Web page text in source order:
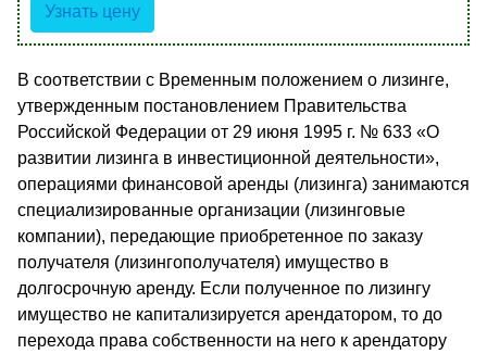
Узнать цену
В соответствии с Временным положением о лизинге,
утвержденным постановлением Правительства
Российской Федерации от 29 июня 1995 г. № 633 «О
развитии лизинга в инвестиционной деятельности»,
операциями финансовой аренды (лизинга) занимаются
специализированные организации (лизинговые
компании), передающие приобретенное по заказу
получателя (лизингополучателя) имущество в
долгосрочную аренду. Если полученное по лизингу
имущество не капитализируется арендатором, то до
перехода права собственности на него к арендатору